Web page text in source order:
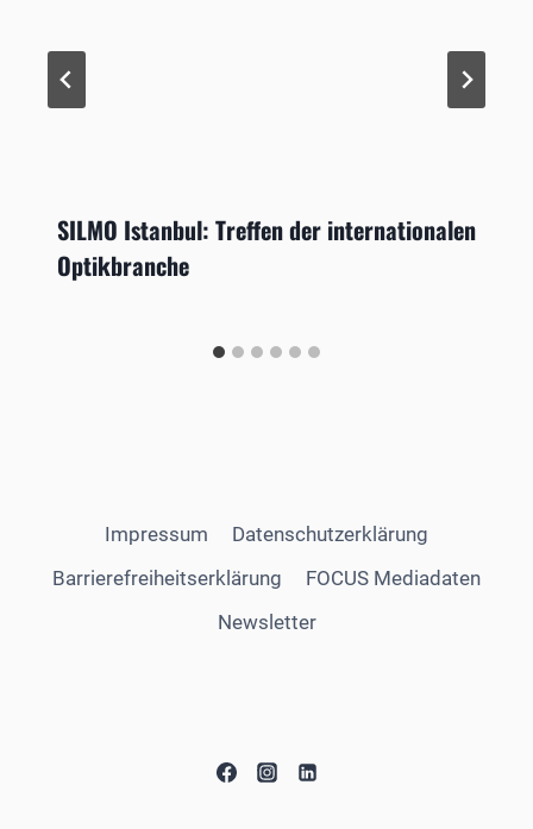
SILMO Istanbul: Treffen der internationalen
Optikbranche
Impressum
Datenschutzerklärung
Barrierefreiheitserklärung
FOCUS Mediadaten
Newsletter